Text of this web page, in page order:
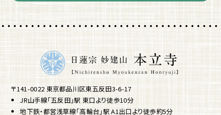
〒141-0022 東京都品川区東五反田3-6-17
JR山手線「五反田」駅 東口より徒歩10分
地下鉄・都営浅草線「高輪台」駅 A1出口より徒歩約5分